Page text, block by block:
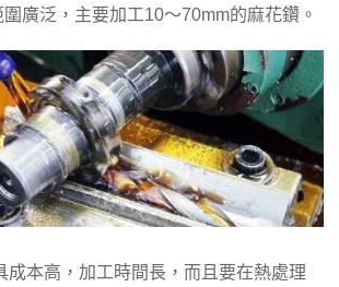
廣泛，主要加工10～70mm的麻花鑽。
成本高，加工時間長，而且要在熱處理